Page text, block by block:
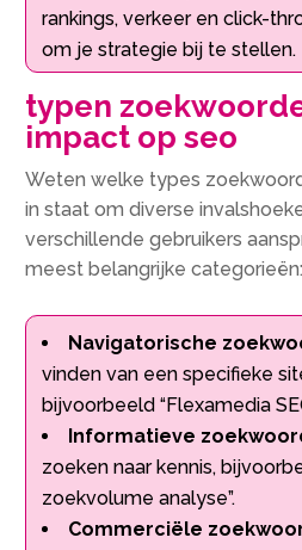
rankings, verkeer en click-
om je strategie bij te stellen.
typen
impact op seo
Weten welke types
in staat om diverse
verschillende gebruikers
meest belangrijke categorieën:
Navigatorische
vinden van een specifieke
bijvoorbeeld “Flexamedia
Informatieve
zoeken naar kennis,
zoekvolume analyse”.
Commerciële